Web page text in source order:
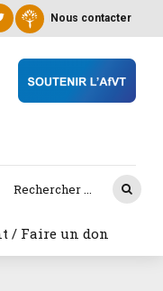
Nous contacter
/ Faire un don